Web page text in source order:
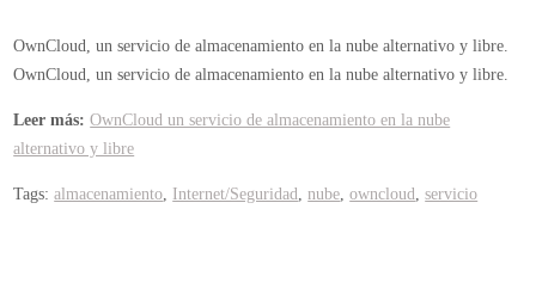
OwnCloud, un servicio de almacenamiento en la nube alternativo y libre.
OwnCloud, un servicio de almacenamiento en la nube alternativo y libre.
Leer más: OwnCloud un servicio de almacenamiento en la nube
alternativo y libre
Tags:almacenamiento Internet/Seguridad ,nube ,owncloud ,servicio